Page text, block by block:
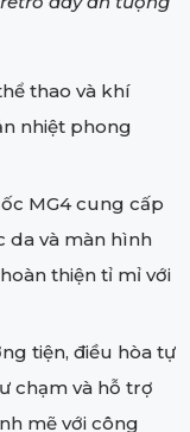
thao và khí
nhiệt phong
MG4 cung cấp
da và màn hình
thiện tỉ mỉ với
tiện, điều hòa tự
chạm và hỗ trợ
mẽ với công